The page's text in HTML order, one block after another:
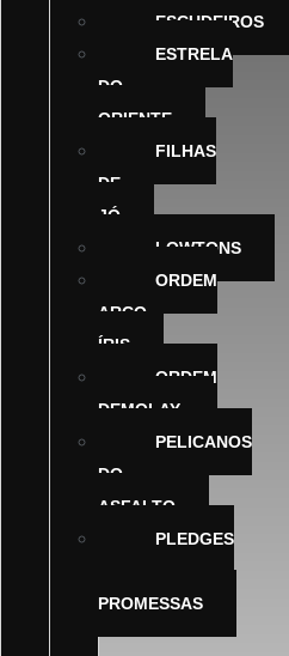
ESCUDEIROS
ESTRELA
DO
ORIENTE
FILHAS
DE
JÓ
LOWTONS
ORDEM
ARCO-
ÍRIS
ORDEM
DEMOLAY
PELICANOS
DO
ASFALTO
PLEDGES
PROMESSAS
SHRINERS